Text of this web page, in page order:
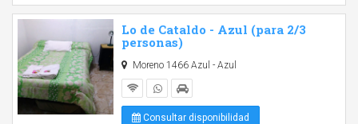
Lo de Cataldo - Azul (para 2/3
personas)
Moreno 1466 Azul - Azul
Consultar disponibilidad